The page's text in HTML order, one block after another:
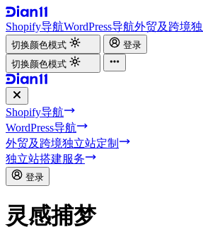
Shopify导航WordPress导航外贸及跨境
切换颜色模式
登录
切换颜色模式
Shopify导航
WordPress导航
外贸及跨境独立站定制
独立站搭建服务
登录
灵感捕梦